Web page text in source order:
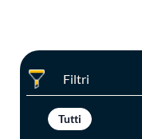
Filtri
Tutti